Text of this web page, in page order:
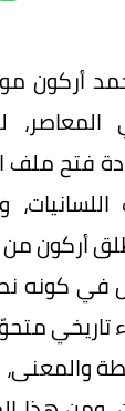
أركون
فتح
أركون
في
تاريخي
والمعنى،